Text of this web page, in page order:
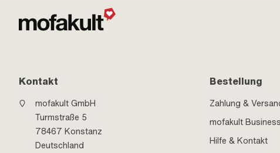
Kontakt
mofakult GmbH
Turmstraße 5
78467 Konstanz
Deutschland
Bestellung
Zahlung &
mofakult Business
Hilfe & Kontakt